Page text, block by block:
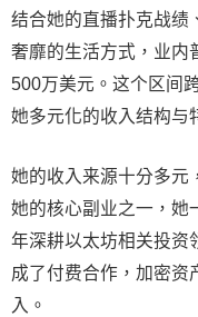
结合她的直播扑克战绩
奢靡的生活方式，业内
500万美元。这个区间
她多元化的收入结构与
她的收入来源十分多元
她的核心副业之一，她
年深耕以太坊相关投资
成了付费合作，加密资
入。